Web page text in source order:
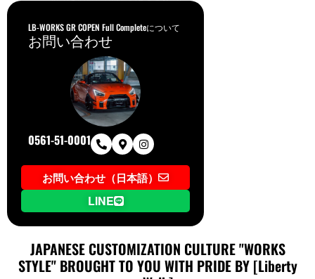
LB-WORKS GR COPEN Full Completeについて
お問い合わせ
0561-51-0001
お問い合わせ（日本語）
LINE
JAPANESE CUSTOMIZATION CULTURE "WORKS
STYLE" BROUGHT TO YOU WITH PRIDE BY [Liberty